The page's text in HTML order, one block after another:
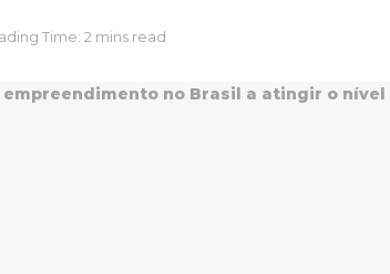
Time: 2 mins read